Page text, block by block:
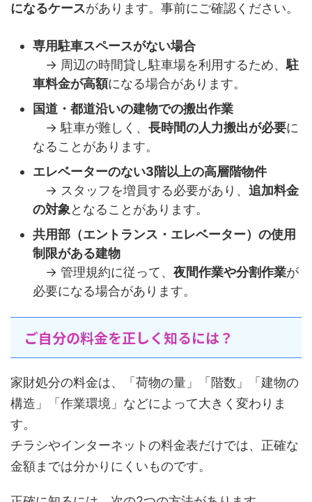
になるケースがあります。事前にご確認ください。
専用駐車スペースがない場合
→ 周辺の時間貸し駐車場を利用するため、駐
車料金が高額になる場合があります。
国道・都道沿いの建物での搬出作業
→ 駐車が難しく、 長時間の人力搬出が必要に
なることがあります。
エレベーターのない3階以上の高層階物件
→ スタッフを増員する必要があり、 追加料金
の対象 となることがあります。
共用部（エントランス・エレベーター）の使用
制限がある建物
→ 管理規約に従って、 夜間作業や分割作業が
必要になる場合があります。
ご自分の料金を正しく知るには？
家財処分の料金は、「荷物の量」「階数」「建物の
構造」「作業環境」などによって大きく変わりま
す。
チラシやインターネットの料金表だけでは、正確な
金額までは分かりにくいものです。